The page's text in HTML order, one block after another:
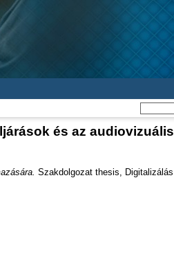
és az audiovizuális
Szakdolgozat thesis, Digitalizálás